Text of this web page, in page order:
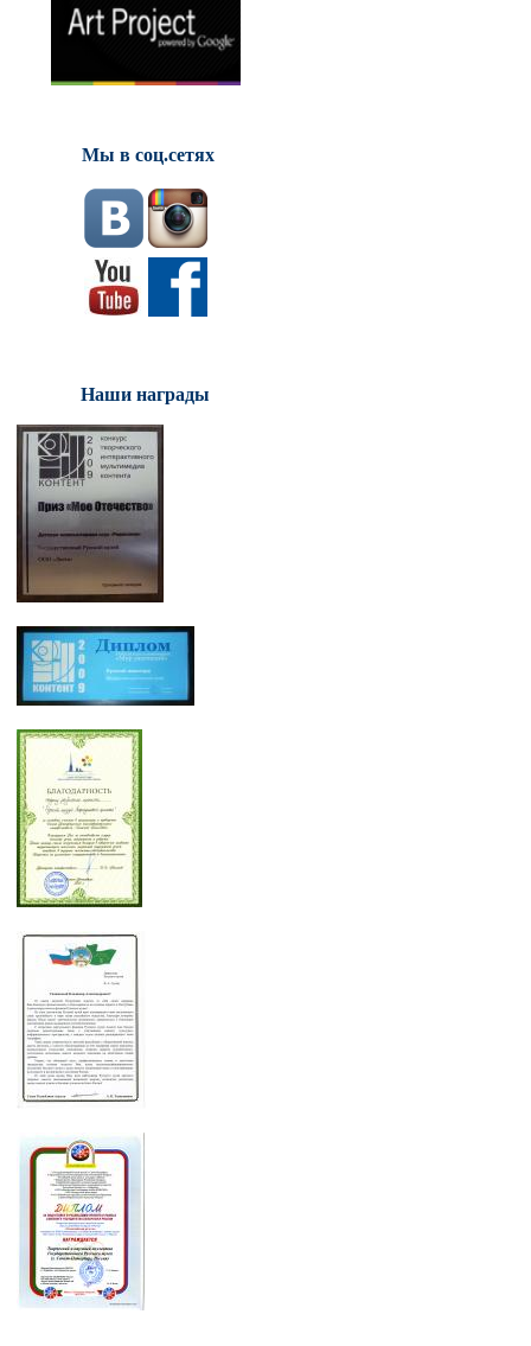
Мы в соц.сетях
Наши награды